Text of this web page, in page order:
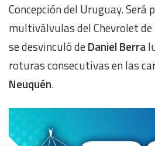
Concepción del Uruguay. Será
multiválvulas del Chevrolet de
se desvinculó deDaniel Berra
roturas consecutivas en las
Neuquén.